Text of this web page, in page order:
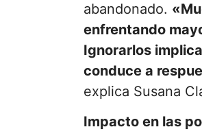
abandonado.
enfrentando
Ignorarlos
conduce a
explica Susana
Impacto en las